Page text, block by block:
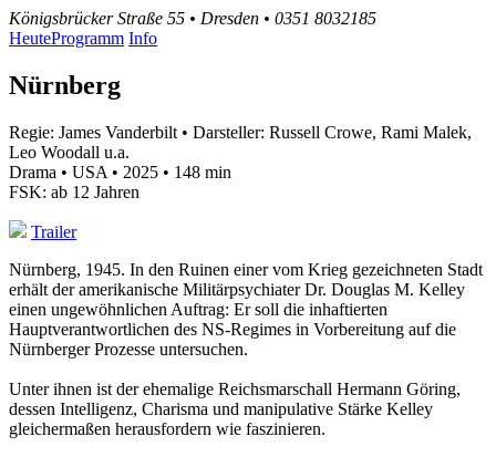
Königsbrücker Straße 55 • Dresden • 0351 8032185
HeuteProgramm Info
Nürnberg
Regie: James Vanderbilt • Darsteller: Russell Crowe, Rami Malek,
Leo Woodall u.a.
Drama • USA • 2025 • 148 min
FSK: ab 12 Jahren
Trailer
Nürnberg, 1945. In den Ruinen einer vom Krieg gezeichneten Stadt
erhält der amerikanische Militärpsychiater Dr. Douglas M. Kelley
einen ungewöhnlichen Auftrag: Er soll die inhaftierten
Hauptverantwortlichen des NS-Regimes in Vorbereitung auf die
Nürnberger Prozesse untersuchen.
Unter ihnen ist der ehemalige Reichsmarschall Hermann Göring,
dessen Intelligenz, Charisma und manipulative Stärke Kelley
gleichermaßen herausfordern wie faszinieren.